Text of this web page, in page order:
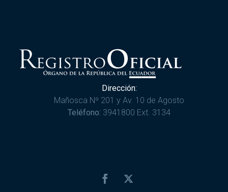
Dirección:
Mañosca Nº 201 y Av. 10 de Agosto
Teléfono: 3941800 Ext. 3134